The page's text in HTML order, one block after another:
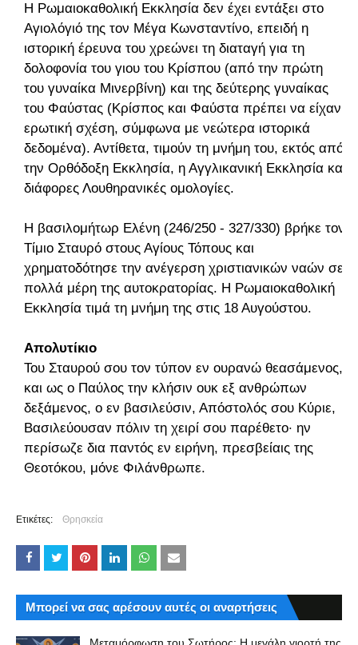
Η Ρωμαιοκαθολική Εκκλησία δεν έχει εντάξει στο
Αγιολόγιό της τον Μέγα Κωνσταντίνο, επειδή η
ιστορική έρευνα του χρεώνει τη διαταγή για τη
δολοφονία του γιου του Κρίσπου (από την πρώτη
του γυναίκα Μινερβίνη) και της δεύτερης γυναίκας
του Φαύστας (Κρίσπος και Φαύστα πρέπει να είχαν
ερωτική σχέση, σύμφωνα με νεώτερα ιστορικά
δεδομένα). Αντίθετα, τιμούν τη μνήμη του, εκτός από
την Ορθόδοξη Εκκλησία, η Αγγλικανική Εκκλησία και
διάφορες Λουθηρανικές ομολογίες.
Η βασιλομήτωρ Ελένη (246/250 - 327/330) βρήκε τον
Τίμιο Σταυρό στους Αγίους Τόπους και
χρηματοδότησε την ανέγερση χριστιανικών ναών σε
πολλά μέρη της αυτοκρατορίας. Η Ρωμαιοκαθολική
Εκκλησία τιμά τη μνήμη της στις 18 Αυγούστου.
Απολυτίκιο
Του Σταυρού σου τον τύπον εν ουρανώ θεασάμενος,
και ως ο Παύλος την κλήσιν ουκ εξ ανθρώπων
δεξάμενος, ο εν βασιλεύσιν, Απόστολός σου Κύριε,
Βασιλεύουσαν πόλιν τη χειρί σου παρέθετο· ην
περίσωζε δια παντός εν ειρήνη, πρεσβείαις της
Θεοτόκου, μόνε Φιλάνθρωπε.
Ετικέτες: Θρησκεία
Μπορεί να σας αρέσουν αυτές οι αναρτήσεις